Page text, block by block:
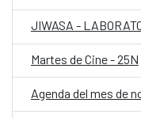
Martes de Cine - 25N
Agenda del mes de